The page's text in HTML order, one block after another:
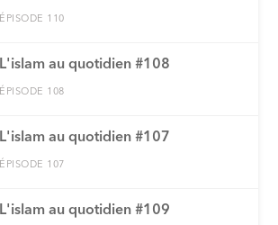
ÉPISODE 110
L'islam au quotidien #108
ÉPISODE 108
L'islam au quotidien #107
ÉPISODE 107
L'islam au quotidien #109